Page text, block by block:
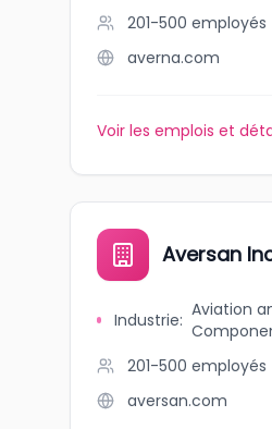
201-500 employés
averna.com
Voir les emplois et
Aversan
Industrie: Aviation
201-500 employés
aversan.com